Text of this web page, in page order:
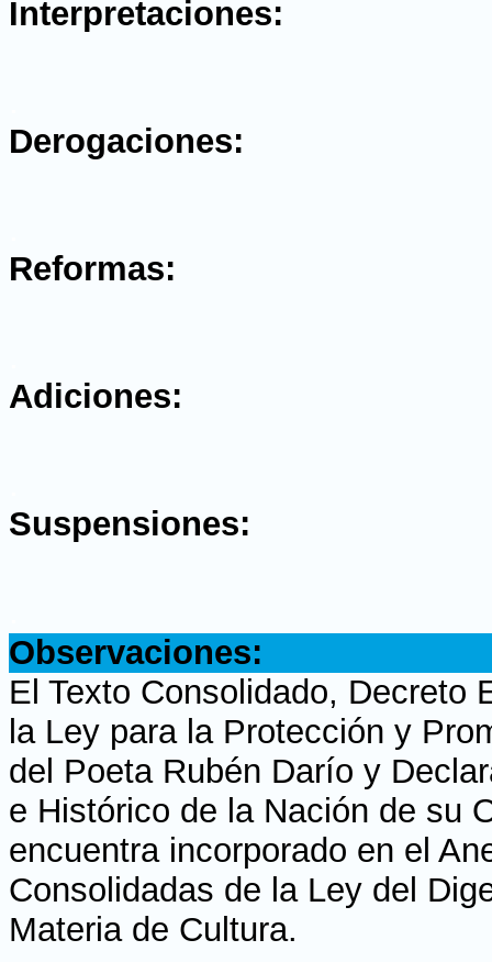
Interpretaciones:
Derogaciones:
Reformas:
Adiciones:
Suspensiones:
Observaciones:
El Texto Consolidado, Decreto
la Ley para la Protección y
del Poeta Rubén Darío y
e Histórico de la Nación de su
encuentra incorporado en el
Consolidadas de la Ley del
Materia de Cultura.